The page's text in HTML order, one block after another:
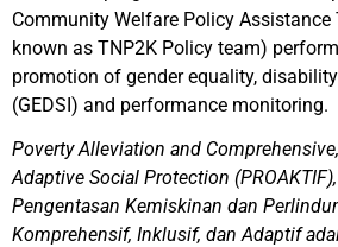
Community Welfare Policy
known as TNP2K Policy team)
promotion of gender equality,
(GEDSI) and performance monitoring.
Poverty Alleviation and
Adaptive Social Protection
Pengentasan Kemiskinan dan
Komprehensif, Inklusif, dan Adaptif